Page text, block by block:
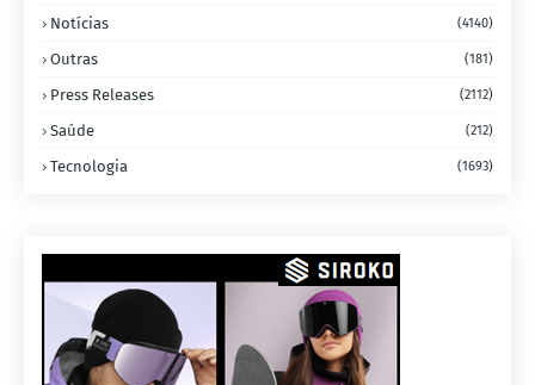
Notícias (4140)
Outras (181)
Press Releases (2112)
Saúde (212)
Tecnologia (1693)